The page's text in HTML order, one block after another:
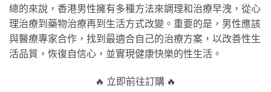
總的來說，香港男性擁有多種方法來調理和治療早洩，從心
理治療到藥物治療再到生活方式改變。重要的是，男性應該
與醫療專家合作，找到最適合自己的治療方案，以改善性生
活品質，恢復自信心，並實現健康快樂的性生活。
🔥 立即前往訂購 🔥